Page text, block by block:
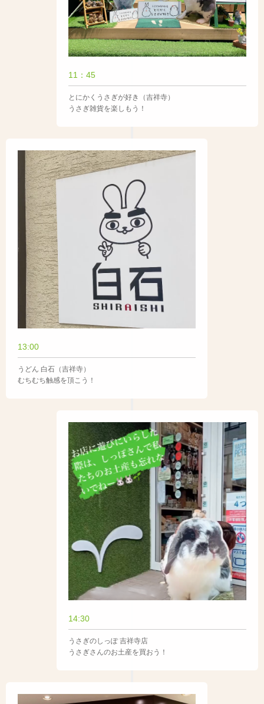
11：45
とにかくうさぎが好き（吉祥寺）
うさぎ雑貨を楽しもう！
13:00
うどん 白石（吉祥寺）
むちむち触感を頂こう！
14:30
うさぎのしっぽ 吉祥寺店
うさぎさんのお土産を買おう！